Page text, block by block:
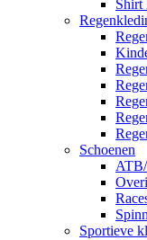
Shirt
Schoenen
Sportieve